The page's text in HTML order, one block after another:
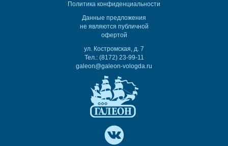
Политика конфиденциальности
Данные предложения
не являются публичной
офертой
ул. Костромская, д. 7
Тел.: (8172) 23-99-11
galeon@galeon-vologda.ru